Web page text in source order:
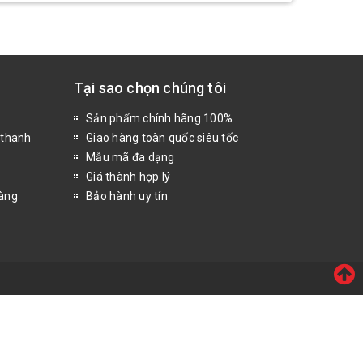
Tại sao chọn chúng tôi
Sản phẩm chính hãng 100%
Giao hàng toàn quốc siêu tốc
Mẫu mã đa dạng
Giá thành hợp lý
Bảo hành uy tín